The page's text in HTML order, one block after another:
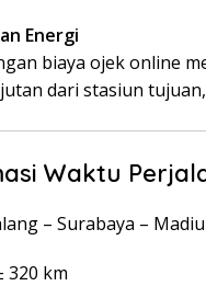
Energi
biaya ojek online
dari stasiun
Waktu
– Surabaya –
320 km